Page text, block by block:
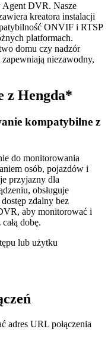
Agent DVR. Nasze
kreatora instalacji
ONVIF i RTSP
platformach.
domu czy nadzór
niezawodny,
z Hengda*
kompatybilne z
do monitorowania
osób, pojazdów i
przyjazny dla
obsługuje
zdalny bez
aby monitorować i
dobę.
lub użytku
adres URL połączenia